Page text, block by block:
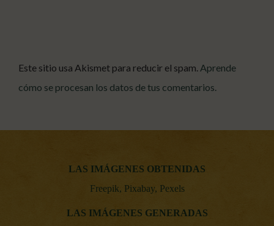
Este sitio usa Akismet para reducir el spam. Aprende
cómo se procesan los datos de tus comentarios.
LAS IMÁGENES OBTENIDAS
Freepik, Pixabay, Pexels
LAS IMÁGENES GENERADAS